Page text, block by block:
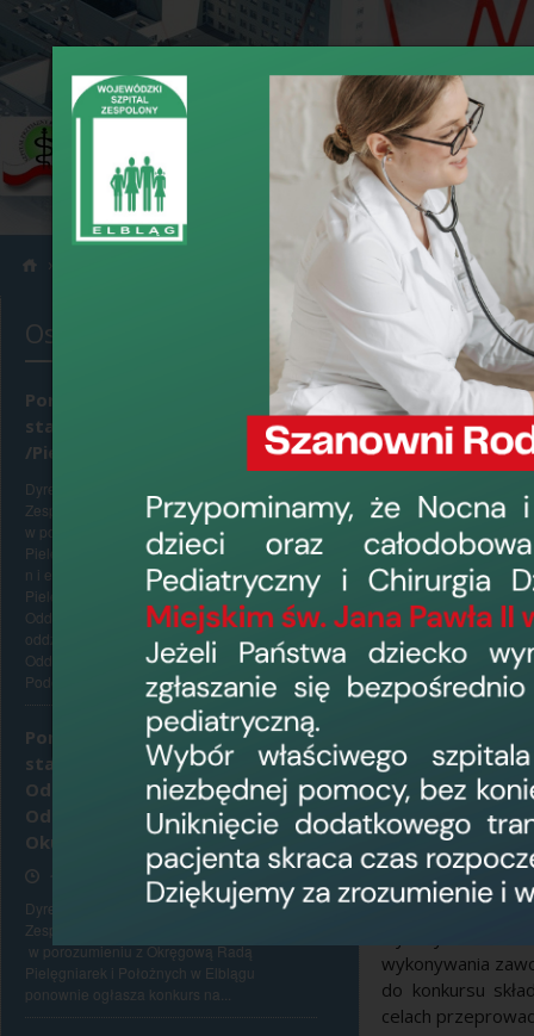
Ostatnio dodane
Ponowne konkursy na
stanowiska Pielęgniarek
/Pielęgniarzy Oddziałowych
Dyrektor Wojewódzkiego Szpitala
Zespolonego w Elblągu, ul. Królewiecka 146,
w porozumieniu z Okręgową Radą
Pielęgniarek i Położnych w Elblągu p o n o w
n i e ogłasza konkurs na stanowisko
Pielęgniarki Oddziałowej /Pielęgniarza
Oddziałowego niżej wymienionych
oddziałów : 1. Oddziału Onkologicznego 2.
Oddziału Kardiologicznego z
Pododdziałem...
Ponowny konkurs na
stanowisko Pielęgniarki
Oddziałowej/Pielęgniarza
Oddziałowego Oddziału
Okulistycznego
17 czerwca 2026, 13:35
Dyrektor Wojewódzkiego Szpitala
Zespolonego w Elblągu, ul. Królewiecka 146,
w porozumieniu z Okręgową Radą
Pielęgniarek i Położnych w Elblągu
ponownie ogłasza konkurs na...
Konkurs
data dodania:
Dyrektor
z Okręgową Radą
Oddziałowej
Kandydaci na w/
Zdrowia z dnia
przedsiębiorcami.
Kandydaci
Zdrowia z dnia
stanowiska
wymagane do
wykonywania
pracy
zawodowe
oryginałem,
właściwego
dokumentów),
wykonywania
do konkursu
celach